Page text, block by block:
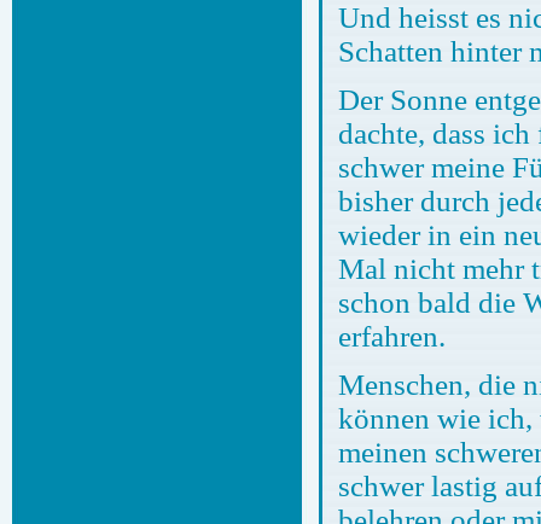
Und heisst es
Schatten hinter
Der Sonne
dachte, dass
schwer meine
bisher durch
wieder in ein
Mal nicht mehr
schon bald die
erfahren.
Menschen, die
können wie
meinen
schwer lastig